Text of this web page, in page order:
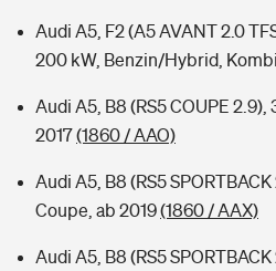
Audi A5, F2 (A5 AVANT 2.0
200 kW, Benzin/Hybrid,
Audi A5, B8 (RS5 COUPE 2.9),
2017(1860 / AAO)
Audi A5, B8 (RS5 SPORTBACK
Coupe, ab 2019(1860 / AAX)
Audi A5, B8 (RS5